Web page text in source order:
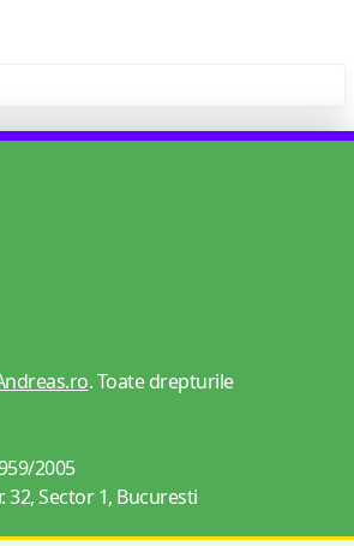
. Toate drepturile
2005
Sector 1, Bucuresti